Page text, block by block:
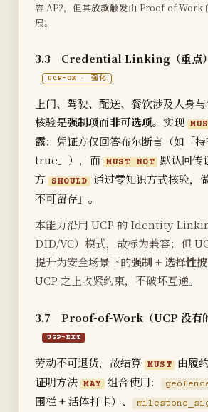
容 AP2，但其放款触发由 Proof-of-Work
展。
3.3 Credential Linking（重点）
UCP-OK · 强化
上门、驾驶、配送、餐饮涉及人身
核验是强制项而非可选项。实现
露：凭证方仅回答布尔断言（如「
true」），而 MUST NOT 默认回传
方
SHOULD
通过零知识方式核验，
不可留存」。
本能力沿用 UCP 的 Identity
DID/VC）模式，故标为兼容；但
提升为安全场景下的强制 + 选择性
UCP 之上收紧约束，不破坏互通。
3.7 Proof-of-Work（UCP 没有的
UGP-EXT
劳动不可退货，故结算 MUST
由履
证明方法 MAY 组合使用：
围栏 + 活体打卡）、